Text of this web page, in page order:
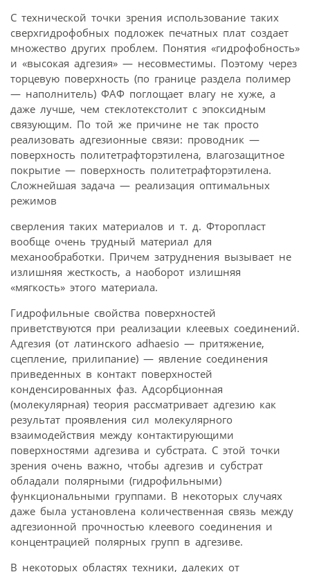
С технической точки зрения использование таких
сверхгидрофобных подложек печатных плат создает
множество других проблем. Понятия «гидрофобность»
и «высокая адгезия» — несовместимы. Поэтому через
торцевую поверхность (по границе раздела полимер
— наполнитель) ФАФ поглощает влагу не хуже, а
даже лучше, чем стеклотекстолит с эпоксидным
связующим. По той же причине не так просто
реализовать адгезионные связи: проводник —
поверхность политетрафторэтилена, влагозащитное
покрытие — поверхность политетрафторэтилена.
Сложнейшая задача — реализация оптимальных
режимов
сверления таких материалов и т. д. Фторопласт
вообще очень трудный материал для
механообработки. Причем затруднения вызывает не
излишняя жесткость, а наоборот излишняя
«мягкость» этого материала.
Гидрофильные свойства поверхностей
приветствуются при реализации клеевых соединений.
Адгезия (от латинского adhaesio — притяжение,
сцепление, прилипание) — явление соединения
приведенных в контакт поверхностей
конденсированных фаз. Адсорбционная
(молекулярная) теория рассматривает адгезию как
результат проявления сил молекулярного
взаимодействия между контактирующими
поверхностями адгезива и субстрата. С этой точки
зрения очень важно, чтобы адгезив и субстрат
обладали полярными (гидрофильными)
функциональными группами. В некоторых случаях
даже была установлена количественная связь между
адгезионной прочностью клеевого соединения и
концентрацией полярных групп в адгезиве.
В некоторых областях техники, далеких от